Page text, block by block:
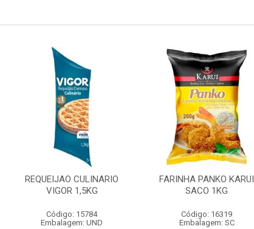
REQUEIJAO CULINARIO
VIGOR 1,5KG
Código: 15784
Embalagem: UND
FARINHA PANKO KARUI
SACO 1KG
Código: 16319
Embalagem: SC